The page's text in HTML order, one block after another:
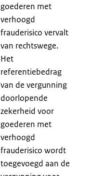
goederen met
verhoogd
frauderisico vervalt
van rechtswege.
Het
referentiebedrag
van de vergunning
doorlopende
zekerheid voor
goederen met
verhoogd
frauderisico wordt
toegevoegd aan de